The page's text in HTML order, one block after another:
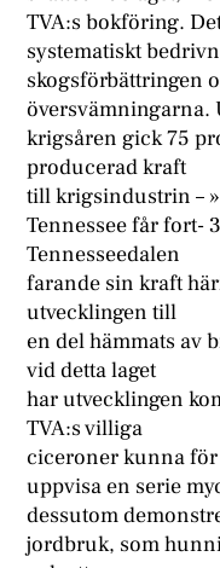
TVA:s bokföring.
systematiskt
skogsförbättringen
översvämningarna.
krigsåren gick 75
producerad kraft
till krigsindustrin –
Tennessee får fort-
Tennesseedalen
farande sin kraft
utvecklingen till
en del hämmats av
vid detta laget
har utvecklingen
TVA:s villiga
ciceroner kunna
uppvisa en serie
dessutom
jordbruk, som